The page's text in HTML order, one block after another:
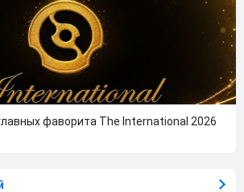
фаворита The International 2026